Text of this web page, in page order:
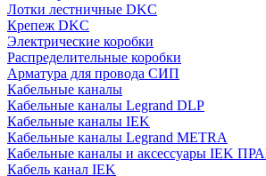
Лотки лестничные DKC
Крепеж DKC
Электрические коробки
Распределительные коробки
Арматура для провода СИП
Кабельные каналы
Кабельные каналы Legrand DLP
Кабельные каналы IEK
Кабельные каналы Legrand METRA
Кабельные каналы и аксессуары IEK
Кабель канал IEK